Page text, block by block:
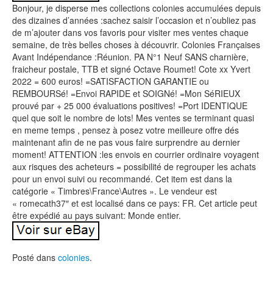
Bonjour, je disperse mes collections colonies accumulées depuis
des dizaines d’années :sachez saisir l’occasion et n’oubliez pas
de m’ajouter dans vos favoris pour visiter mes ventes chaque
semaine, de très belles choses à découvrir. Colonies Françaises
Avant Indépendance :Réunion. PA N°1 Neuf SANS charnière,
fraicheur postale, TTB et signé Octave Roumet! Cote xx Yvert
2022 = 600 euros! =SATISFACTION GARANTIE ou
REMBOURSé! =Envoi RAPIDE et SOIGNé! =Mon SéRIEUX
prouvé par + 25 000 évaluations positives! =Port IDENTIQUE
quel que soit le nombre de lots! Mes ventes se terminant quasi
en meme temps , pensez à posez votre meilleure offre dés
maintenant afin de ne pas vous faire surprendre au dernier
moment! ATTENTION :les envois en courrier ordinaire voyagent
aux risques des acheteurs = possibilité de regrouper les achats
pour un envoi suivi ou recommandé. Cet item est dans la
catégorie « Timbres\France\Autres ». Le vendeur est
« romecath37″ et est localisé dans ce pays: FR. Cet article peut
être expédié au pays suivant: Monde entier.
Posté dans colonies.